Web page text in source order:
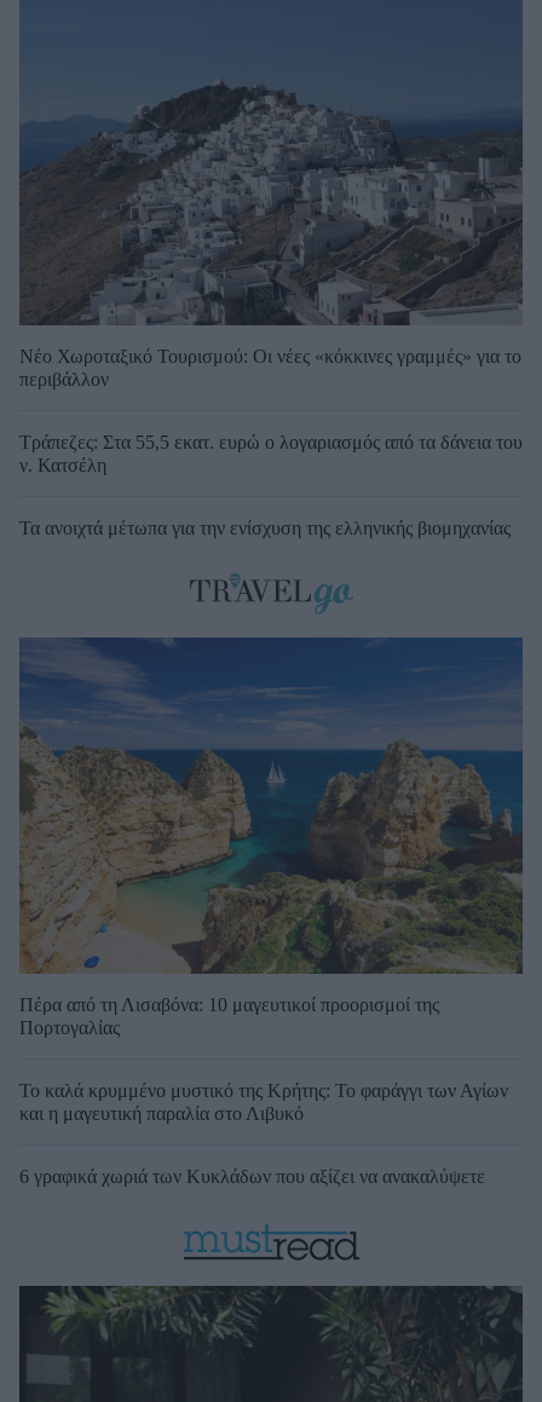
Νέο Χωροταξικό Τουρισμού: Οι νέες «κόκκινες γραμμές» για το
περιβάλλον
Τράπεζες: Στα 55,5 εκατ. ευρώ ο λογαριασμός από τα δάνεια του
ν. Κατσέλη
Τα ανοιχτά μέτωπα για την ενίσχυση της ελληνικής βιομηχανίας
Πέρα από τη Λισαβόνα: 10 μαγευτικοί προορισμοί της
Πορτογαλίας
Το καλά κρυμμένο μυστικό της Κρήτης: Το φαράγγι των Αγίων
και η μαγευτική παραλία στο Λιβυκό
6 γραφικά χωριά των Κυκλάδων που αξίζει να ανακαλύψετε